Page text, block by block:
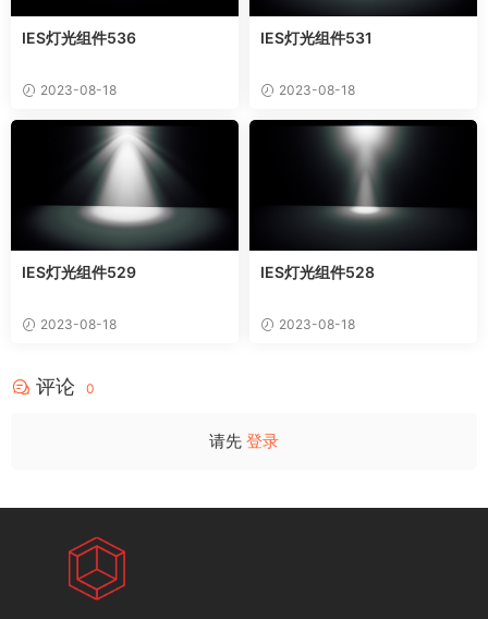
IES灯光组件536
2023-08-18
IES灯光组件531
2023-08-18
IES灯光组件529
2023-08-18
IES灯光组件528
2023-08-18
评论 0
请先 登录